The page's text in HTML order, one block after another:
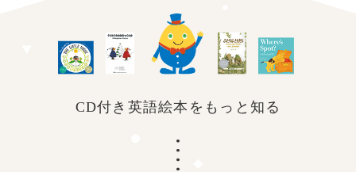
CD付き英語絵本を もっと知る